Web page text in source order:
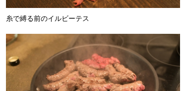
糸で縛る前のイルビーテス